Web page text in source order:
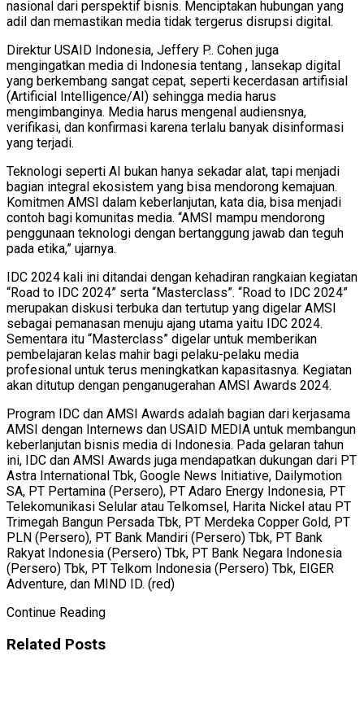
nasional dari perspektif bisnis. Menciptakan hubungan yang
adil dan memastikan media tidak tergerus disrupsi digital.
Direktur USAID Indonesia, Jeffery P.. Cohen juga
mengingatkan media di Indonesia tentang , lansekap digital
yang berkembang sangat cepat, seperti kecerdasan artifisial
(Artificial Intelligence/AI) sehingga media harus
mengimbanginya. Media harus mengenal audiensnya,
verifikasi, dan konfirmasi karena terlalu banyak disinformasi
yang terjadi.
Teknologi seperti AI bukan hanya sekadar alat, tapi menjadi
bagian integral ekosistem yang bisa mendorong kemajuan.
Komitmen AMSI dalam keberlanjutan, kata dia, bisa menjadi
contoh bagi komunitas media. “AMSI mampu mendorong
penggunaan teknologi dengan bertanggung jawab dan teguh
pada etika,” ujarnya.
IDC 2024 kali ini ditandai dengan kehadiran rangkaian kegiatan
“Road to IDC 2024” serta “Masterclass”. “Road to IDC 2024”
merupakan diskusi terbuka dan tertutup yang digelar AMSI
sebagai pemanasan menuju ajang utama yaitu IDC 2024.
Sementara itu “Masterclass” digelar untuk memberikan
pembelajaran kelas mahir bagi pelaku-pelaku media
profesional untuk terus meningkatkan kapasitasnya. Kegiatan
akan ditutup dengan penganugerahan AMSI Awards 2024.
Program IDC dan AMSI Awards adalah bagian dari kerjasama
AMSI dengan Internews dan USAID MEDIA untuk membangun
keberlanjutan bisnis media di Indonesia. Pada gelaran tahun
ini, IDC dan AMSI Awards juga mendapatkan dukungan dari PT
Astra International Tbk, Google News Initiative, Dailymotion
SA, PT Pertamina (Persero), PT Adaro Energy Indonesia, PT
Telekomunikasi Selular atau Telkomsel, Harita Nickel atau PT
Trimegah Bangun Persada Tbk, PT Merdeka Copper Gold, PT
PLN (Persero), PT Bank Mandiri (Persero) Tbk, PT Bank
Rakyat Indonesia (Persero) Tbk, PT Bank Negara Indonesia
(Persero) Tbk, PT Telkom Indonesia (Persero) Tbk, EIGER
Adventure, dan MIND ID. (red)
Continue Reading
Related Posts